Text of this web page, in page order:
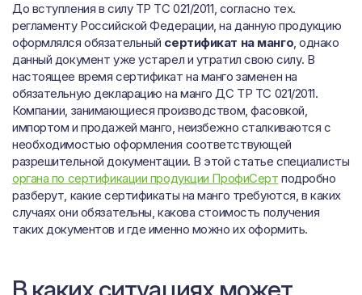
До вступления в силу ТР ТС 021/2011, согласно тех.
регламенту Российской Федерации, на данную продукцию
оформлялся обязательный сертификат на манго, однако
данный документ уже устарел и утратил свою силу. В
настоящее время сертификат на манго заменен на
обязательную декларацию на манго ДС ТР ТС 021/2011.
Компании, занимающиеся производством, фасовкой,
импортом и продажей манго, неизбежно сталкиваются с
необходимостью оформления соответствующей
разрешительной документации. В этой статье специалисты
органа по сертификации продукции ПрофиСерт подробно
разберут, какие сертификаты на манго требуются, в каких
случаях они обязательны, какова стоимость получения
таких документов и где именно можно их оформить.